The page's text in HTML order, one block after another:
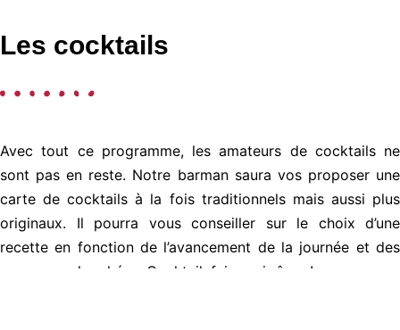
Les cocktails
Avec tout ce programme, les amateurs de cocktails ne
sont pas en reste. Notre barman saura vos proposer une
carte de cocktails à la fois traditionnels mais aussi plus
originaux. Il pourra vous conseiller sur le choix d’une
recette en fonction de l’avancement de la journée et des
saveurs recherchées. Cocktail, fais-moi rêver !